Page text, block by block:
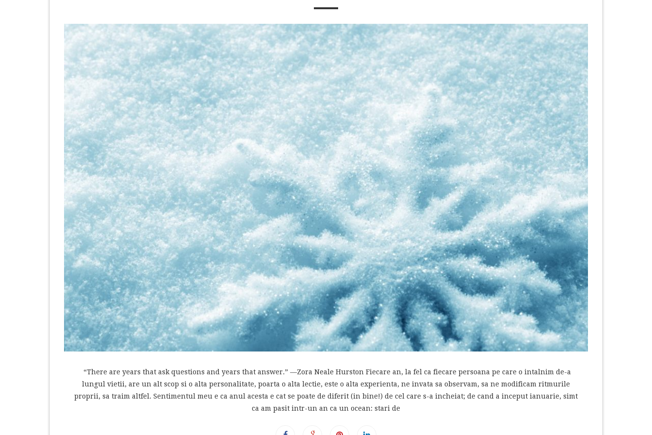
“There are years that ask questions and years that answer.” —Zora Neale Hurston Fiecare an, la fel ca fiecare persoana pe care o intalnim de-a
lungul vietii, are un alt scop si o alta personalitate, poarta o alta lectie, este o alta experienta, ne invata sa observam, sa ne modificam ritmurile
proprii, sa traim altfel. Sentimentul meu e ca anul acesta e cat se poate de diferit (in bine!) de cel care s-a incheiat; de cand a inceput ianuarie, simt
ca am pasit intr-un an ca un ocean: stari de